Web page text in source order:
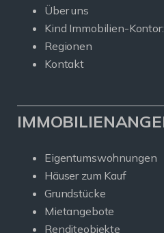
Über uns
Kind Immobilien-
Regionen
Kontakt
Eigentumswohnungen
Häuser zum Kauf
Grundstücke
Mietangebote
Renditeobjekte